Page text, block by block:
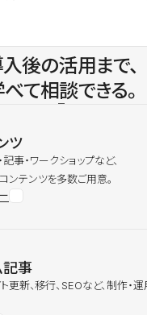
後の活用まで、
て相談できる。
ツ
事・ワークショップなど、
ンテンツを多数ご用意。
記事
更新、移行、SEOなど、制作・